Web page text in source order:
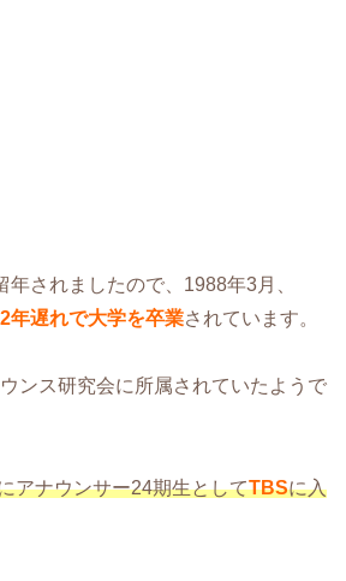
年されましたので、1988年3月、
2年遅れで大学を卒業されています。
ンス研究会に所属されていたようで
アナウンサー24期生としてTBSに入